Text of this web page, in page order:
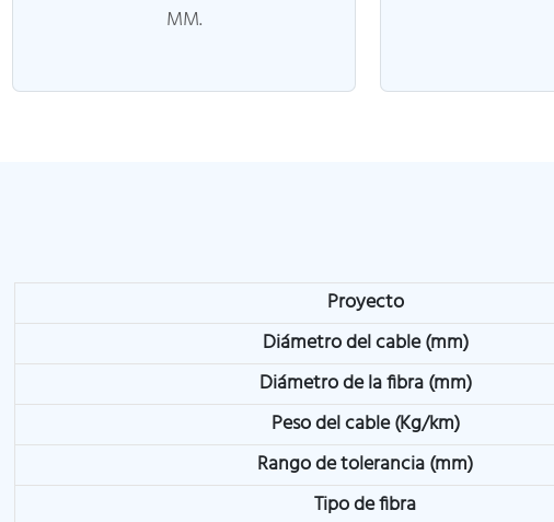
MM.
Proyecto
Diámetro del cable (mm)
Diámetro de la fibra (mm)
Peso del cable (Kg/km)
Rango de tolerancia (mm)
Tipo de fibra